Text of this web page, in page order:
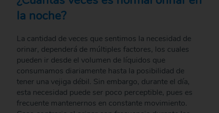
la noche?
La cantidad de veces que sentimos la necesidad de
orinar, dependerá de múltiples factores, los cuales
pueden ir desde el volumen de líquidos que
consumamos diariamente hasta la posibilidad de
tener una vejiga débil. Sin embargo, durante el día,
esta necesidad puede ser poco perceptible, pues es
frecuente mantenernos en constante movimiento.